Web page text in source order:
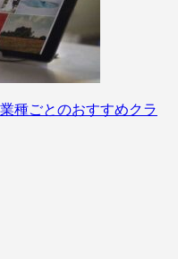
種ごとのおすすめクラ